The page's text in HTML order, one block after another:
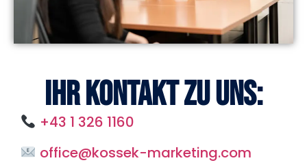
Ihr Kontakt zu uns:
+43 1 326 1160
office@kossek-marketing.com